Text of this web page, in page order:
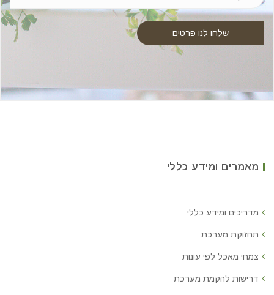
מאמרים ומידע כללי
מדריכים ומידע כללי
תחזוקת מערכת
צמחי מאכל לפי עונות
דרישות להקמת מערכת